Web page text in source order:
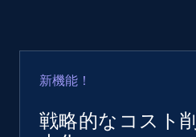
新機能！
戦略的なコスト